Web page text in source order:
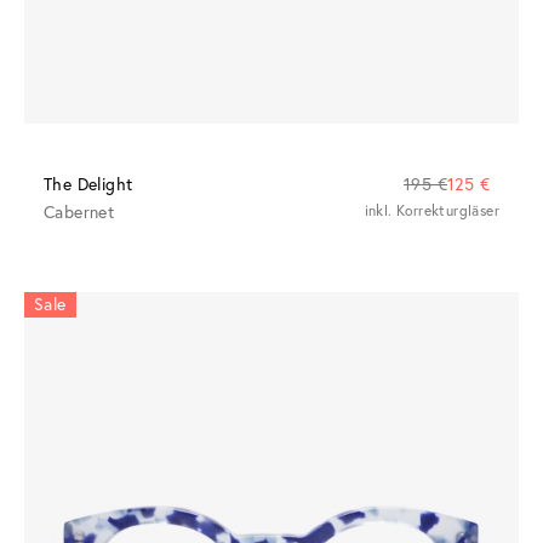
The Delight 195 €125 €
Cabernet
inkl. Korrekturgläser
Sale